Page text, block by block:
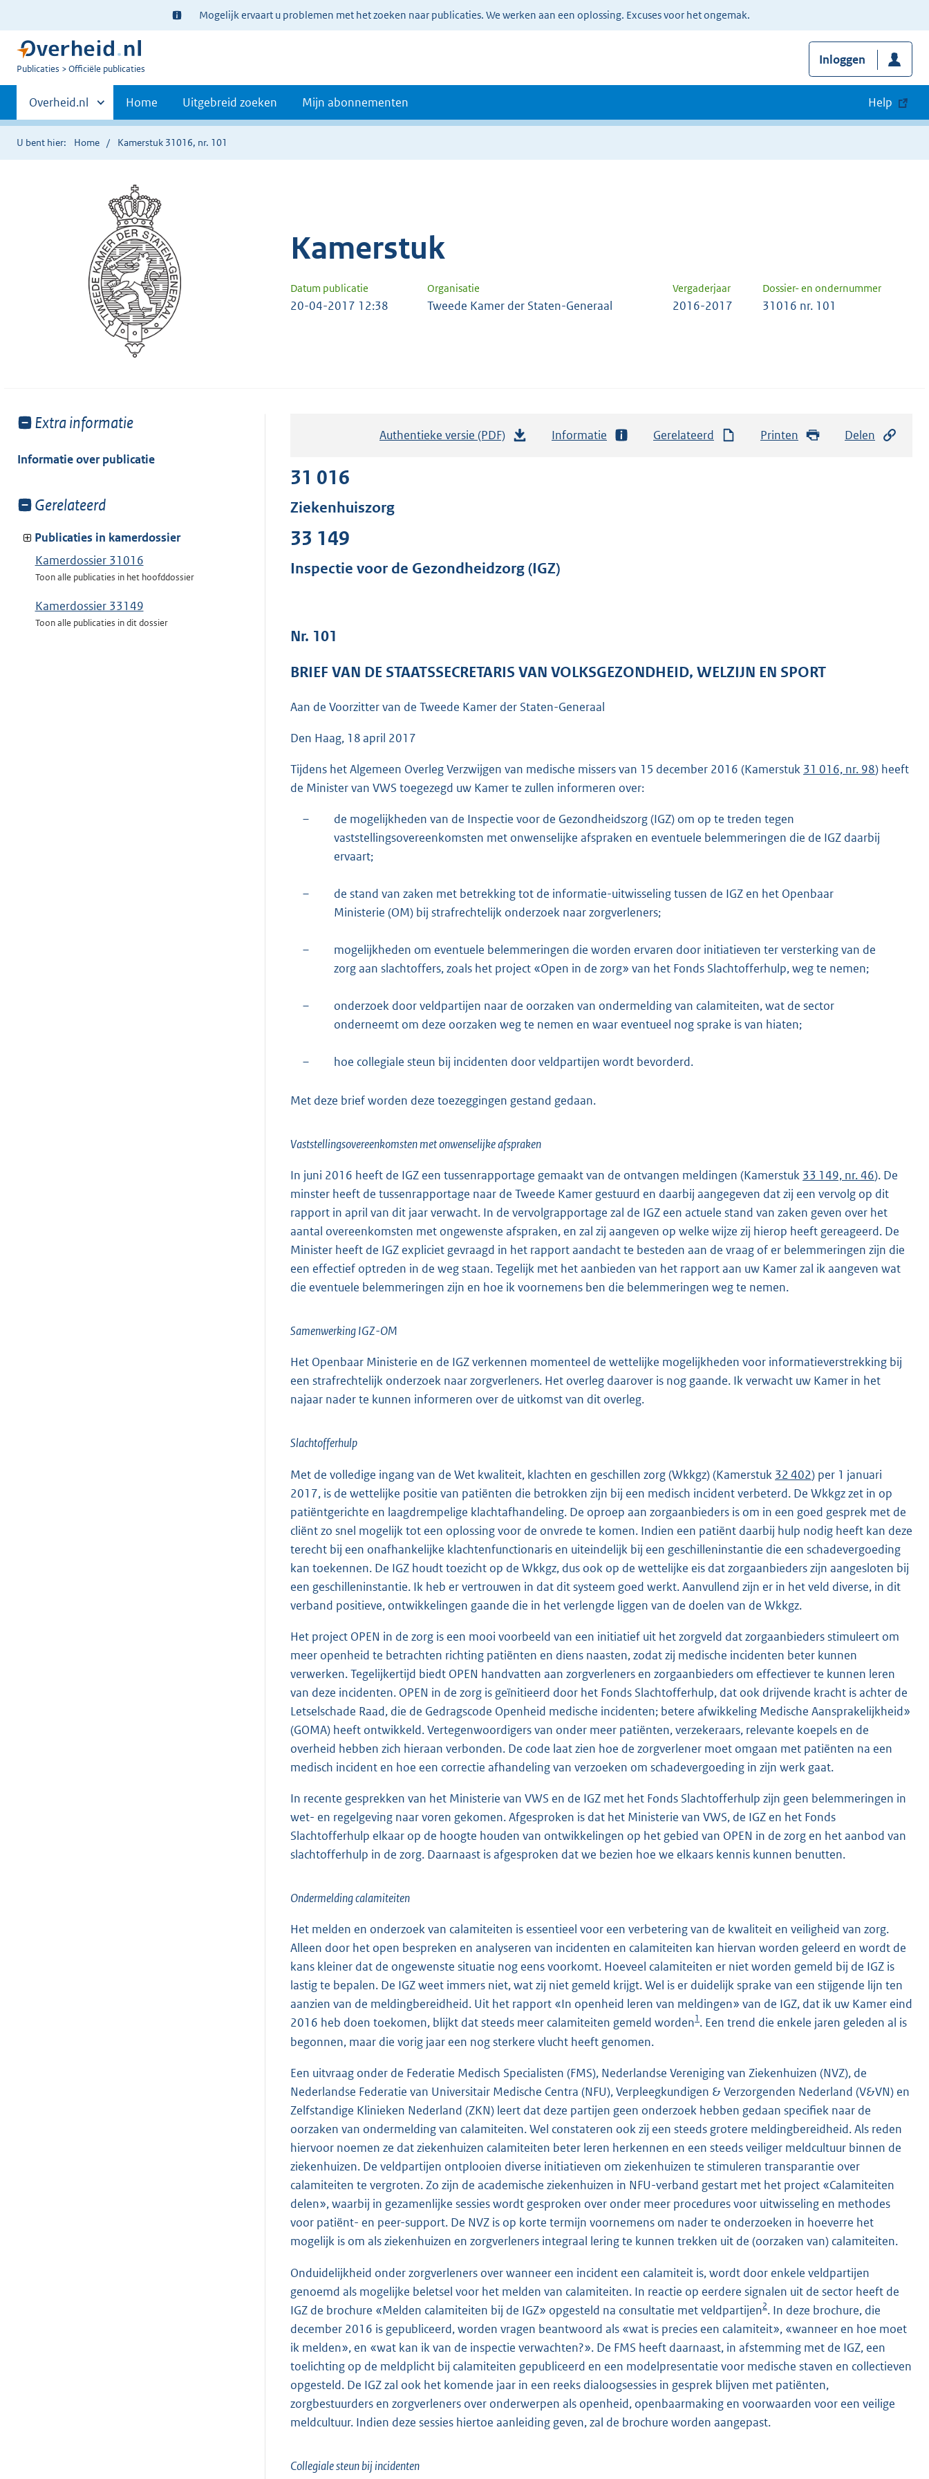
Ter
informatie:
Mogelijk ervaart u problemen met het zoeken naar publicaties. We werken aan een oplossing. Excuses voor het ongemak.
U
Publicaties Officiële publicaties
Inloggen
Primaire
navigatie
Andere
sites
binnen
Overheid.nl Home Uitgebreid zoeken Mijn abonnementen Help
U bent hier: Home Kamerstuk 31016, nr. 101
Kamerstuk
Datum publicatie Organisatie Vergaderjaar Dossier- en ondernummer
20-04-2017 12:38 Tweede Kamer der Staten-Generaal 2016-2017 31016 nr. 101
Toon
van:
Extra informatie
Informatie over publicatie
Toon
van:
Gerelateerd
Publicaties in kamerdossier
Kamerdossier 31016
Toon alle publicaties in het hoofddossier
Kamerdossier 33149
Toon alle publicaties in dit dossier
Authentieke versie (PDF)
s
t
:
K
b
Informatie Gerelateerd Printen Delen
31 016
Ziekenhuiszorg
33 149
Inspectie voor de Gezondheidzorg (IGZ)
Nr. 101
BRIEF VAN DE STAATSSECRETARIS VAN VOLKSGEZONDHEID, WELZIJN EN SPORT
Aan de Voorzitter van de Tweede Kamer der Staten-Generaal
Den Haag, 18 april 2017
Tijdens het Algemeen Overleg Verzwijgen van medische missers van 15 december 2016 (Kamerstuk 31 016, nr. 98) heeft
de Minister van VWS toegezegd uw Kamer te zullen informeren over:
–
de mogelijkheden van de Inspectie voor de Gezondheidszorg (IGZ) om op te treden tegen
vaststellingsovereenkomsten met onwenselijke afspraken en eventuele belemmeringen die de IGZ daarbij
ervaart;
–
de stand van zaken met betrekking tot de informatie-uitwisseling tussen de IGZ en het Openbaar
Ministerie (OM) bij strafrechtelijk onderzoek naar zorgverleners;
–
mogelijkheden om eventuele belemmeringen die worden ervaren door initiatieven ter versterking van de
zorg aan slachtoffers, zoals het project «Open in de zorg» van het Fonds Slachtofferhulp, weg te nemen;
–
onderzoek door veldpartijen naar de oorzaken van ondermelding van calamiteiten, wat de sector
onderneemt om deze oorzaken weg te nemen en waar eventueel nog sprake is van hiaten;
– hoe collegiale steun bij incidenten door veldpartijen wordt bevorderd.
Met deze brief worden deze toezeggingen gestand gedaan.
Vaststellingsovereenkomsten met onwenselijke afspraken
In juni 2016 heeft de IGZ een tussenrapportage gemaakt van de ontvangen meldingen (Kamerstuk 33 149, nr. 46). De
minster heeft de tussenrapportage naar de Tweede Kamer gestuurd en daarbij aangegeven dat zij een vervolg op dit
rapport in april van dit jaar verwacht. In de vervolgrapportage zal de IGZ een actuele stand van zaken geven over het
aantal overeenkomsten met ongewenste afspraken, en zal zij aangeven op welke wijze zij hierop heeft gereageerd. De
Minister heeft de IGZ expliciet gevraagd in het rapport aandacht te besteden aan de vraag of er belemmeringen zijn die
een effectief optreden in de weg staan. Tegelijk met het aanbieden van het rapport aan uw Kamer zal ik aangeven wat
die eventuele belemmeringen zijn en hoe ik voornemens ben die belemmeringen weg te nemen.
Samenwerking IGZ-OM
Het Openbaar Ministerie en de IGZ verkennen momenteel de wettelijke mogelijkheden voor informatieverstrekking bij
een strafrechtelijk onderzoek naar zorgverleners. Het overleg daarover is nog gaande. Ik verwacht uw Kamer in het
najaar nader te kunnen informeren over de uitkomst van dit overleg.
Slachtofferhulp
Met de volledige ingang van de Wet kwaliteit, klachten en geschillen zorg (Wkkgz) (Kamerstuk 32 402) per 1 januari
2017, is de wettelijke positie van patiënten die betrokken zijn bij een medisch incident verbeterd. De Wkkgz zet in op
patiëntgerichte en laagdrempelige klachtafhandeling. De oproep aan zorgaanbieders is om in een goed gesprek met de
cliënt zo snel mogelijk tot een oplossing voor de onvrede te komen. Indien een patiënt daarbij hulp nodig heeft kan deze
terecht bij een onafhankelijke klachtenfunctionaris en uiteindelijk bij een geschilleninstantie die een schadevergoeding
kan toekennen. De IGZ houdt toezicht op de Wkkgz, dus ook op de wettelijke eis dat zorgaanbieders zijn aangesloten bij
een geschilleninstantie. Ik heb er vertrouwen in dat dit systeem goed werkt. Aanvullend zijn er in het veld diverse, in dit
verband positieve, ontwikkelingen gaande die in het verlengde liggen van de doelen van de Wkkgz.
Het project OPEN in de zorg is een mooi voorbeeld van een initiatief uit het zorgveld dat zorgaanbieders stimuleert om
meer openheid te betrachten richting patiënten en diens naasten, zodat zij medische incidenten beter kunnen
verwerken. Tegelijkertijd biedt OPEN handvatten aan zorgverleners en zorgaanbieders om effectiever te kunnen leren
van deze incidenten. OPEN in de zorg is geïnitieerd door het Fonds Slachtofferhulp, dat ook drijvende kracht is achter de
Letselschade Raad, die de Gedragscode Openheid medische incidenten; betere afwikkeling Medische Aansprakelijkheid»
(GOMA) heeft ontwikkeld. Vertegenwoordigers van onder meer patiënten, verzekeraars, relevante koepels en de
overheid hebben zich hieraan verbonden. De code laat zien hoe de zorgverlener moet omgaan met patiënten na een
medisch incident en hoe een correctie afhandeling van verzoeken om schadevergoeding in zijn werk gaat.
In recente gesprekken van het Ministerie van VWS en de IGZ met het Fonds Slachtofferhulp zijn geen belemmeringen in
wet- en regelgeving naar voren gekomen. Afgesproken is dat het Ministerie van VWS, de IGZ en het Fonds
Slachtofferhulp elkaar op de hoogte houden van ontwikkelingen op het gebied van OPEN in de zorg en het aanbod van
slachtofferhulp in de zorg. Daarnaast is afgesproken dat we bezien hoe we elkaars kennis kunnen benutten.
Ondermelding calamiteiten
Het melden en onderzoek van calamiteiten is essentieel voor een verbetering van de kwaliteit en veiligheid van zorg.
Alleen door het open bespreken en analyseren van incidenten en calamiteiten kan hiervan worden geleerd en wordt de
kans kleiner dat de ongewenste situatie nog eens voorkomt. Hoeveel calamiteiten er niet worden gemeld bij de IGZ is
lastig te bepalen. De IGZ weet immers niet, wat zij niet gemeld krijgt. Wel is er duidelijk sprake van een stijgende lijn ten
aanzien van de meldingbereidheid. Uit het rapport «In openheid leren van meldingen» van de IGZ, dat ik uw Kamer eind
2016 heb doen toekomen, blijkt dat steeds meer calamiteiten gemeld worden1. Een trend die enkele jaren geleden al is
begonnen, maar die vorig jaar een nog sterkere vlucht heeft genomen.
Een uitvraag onder de Federatie Medisch Specialisten (FMS), Nederlandse Vereniging van Ziekenhuizen (NVZ), de
Nederlandse Federatie van Universitair Medische Centra (NFU), Verpleegkundigen & Verzorgenden Nederland (V&VN) en
Zelfstandige Klinieken Nederland (ZKN) leert dat deze partijen geen onderzoek hebben gedaan specifiek naar de
oorzaken van ondermelding van calamiteiten. Wel constateren ook zij een steeds grotere meldingbereidheid. Als reden
hiervoor noemen ze dat ziekenhuizen calamiteiten beter leren herkennen en een steeds veiliger meldcultuur binnen de
ziekenhuizen. De veldpartijen ontplooien diverse initiatieven om ziekenhuizen te stimuleren transparantie over
calamiteiten te vergroten. Zo zijn de academische ziekenhuizen in NFU-verband gestart met het project «Calamiteiten
delen», waarbij in gezamenlijke sessies wordt gesproken over onder meer procedures voor uitwisseling en methodes
voor patiënt- en peer-support. De NVZ is op korte termijn voornemens om nader te onderzoeken in hoeverre het
mogelijk is om als ziekenhuizen en zorgverleners integraal lering te kunnen trekken uit de (oorzaken van) calamiteiten.
Onduidelijkheid onder zorgverleners over wanneer een incident een calamiteit is, wordt door enkele veldpartijen
genoemd als mogelijke beletsel voor het melden van calamiteiten. In reactie op eerdere signalen uit de sector heeft de
IGZ de brochure «Melden calamiteiten bij de IGZ» opgesteld na consultatie met veldpartijen2. In deze brochure, die
december 2016 is gepubliceerd, worden vragen beantwoord als «wat is precies een calamiteit», «wanneer en hoe moet
ik melden», en «wat kan ik van de inspectie verwachten?». De FMS heeft daarnaast, in afstemming met de IGZ, een
toelichting op de meldplicht bij calamiteiten gepubliceerd en een modelpresentatie voor medische staven en collectieven
opgesteld. De IGZ zal ook het komende jaar in een reeks dialoogsessies in gesprek blijven met patiënten,
zorgbestuurders en zorgverleners over onderwerpen als openheid, openbaarmaking en voorwaarden voor een veilige
meldcultuur. Indien deze sessies hiertoe aanleiding geven, zal de brochure worden aangepast.
Collegiale steun bij incidenten